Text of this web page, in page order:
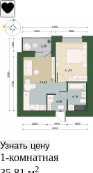
Узнать цену
1-комнатная
2